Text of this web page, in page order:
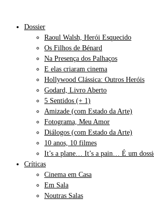
Dossier
Raoul Walsh, Herói Esquecido
Os Filhos de Bénard
Na Presença dos Palhaços
E elas criaram cinema
Hollywood Clássica: Outros Heróis
Godard, Livro Aberto
5 Sentidos (+ 1)
Amizade (com Estado da Arte)
Fotograma, Meu Amor
Diálogos (com Estado da Arte)
10 anos, 10 filmes
It’s a plane… It’s a pain… É um
Críticas
Cinema em Casa
Em Sala
Noutras Salas